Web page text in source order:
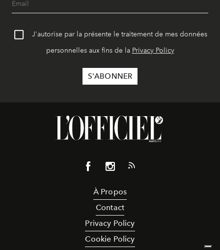
J'autorise par la présente le traitement de mes données
personnelles aux fins de la Privacy Policy
À Propos
Contact
Privacy Policy
Cookie Policy